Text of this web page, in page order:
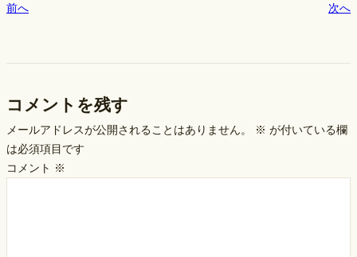
前へ 次へ
コメントを残す
メールアドレスが公開されることはありません。 ※ が付いている欄
は必須項目です
コメント ※